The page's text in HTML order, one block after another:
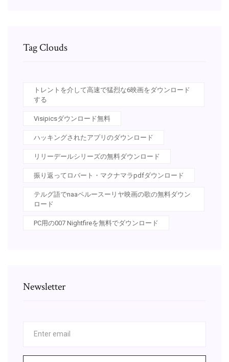
Tag Clouds
トレントを介して高速で猛烈な6映画をダウンロード
する
Visipicsダウンロード無料
ハッキングされたアプリのダウンロード
リリーデールシリーズの無料ダウンロード
振り返ってロバート・マクナマラpdfダウンロード
テルグ語でnaaペルースーリヤ映画の歌の無料ダウン
ロード
PC用の007 Nightfireを無料でダウンロード
Newsletter